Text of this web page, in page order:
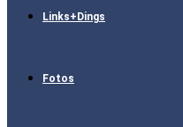
Links+Dings
Fotos